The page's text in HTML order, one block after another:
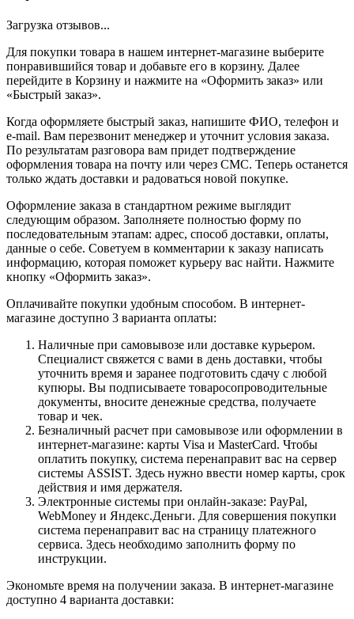
Загрузка отзывов...
Для покупки товара в нашем интернет-магазине выберите
понравившийся товар и добавьте его в корзину. Далее
перейдите в Корзину и нажмите на «Оформить заказ» или
«Быстрый заказ».
Когда оформляете быстрый заказ, напишите ФИО, телефон и
e-mail. Вам перезвонит менеджер и уточнит условия заказа.
По результатам разговора вам придет подтверждение
оформления товара на почту или через СМС. Теперь останется
только ждать доставки и радоваться новой покупке.
Оформление заказа в стандартном режиме выглядит
следующим образом. Заполняете полностью форму по
последовательным этапам: адрес, способ доставки, оплаты,
данные о себе. Советуем в комментарии к заказу написать
информацию, которая поможет курьеру вас найти. Нажмите
кнопку «Оформить заказ».
Оплачивайте покупки удобным способом. В интернет-
магазине доступно 3 варианта оплаты:
Наличные при самовывозе или доставке курьером.
Специалист свяжется с вами в день доставки, чтобы
уточнить время и заранее подготовить сдачу с любой
купюры. Вы подписываете товаросопроводительные
документы, вносите денежные средства, получаете
товар и чек.
Безналичный расчет при самовывозе или оформлении в
интернет-магазине: карты Visa и MasterCard. Чтобы
оплатить покупку, система перенаправит вас на сервер
системы ASSIST. Здесь нужно ввести номер карты, срок
действия и имя держателя.
Электронные системы при онлайн-заказе: PayPal,
WebMoney и Яндекс.Деньги. Для совершения покупки
система перенаправит вас на страницу платежного
сервиса. Здесь необходимо заполнить форму по
инструкции.
Экономьте время на получении заказа. В интернет-магазине
доступно 4 варианта доставки: